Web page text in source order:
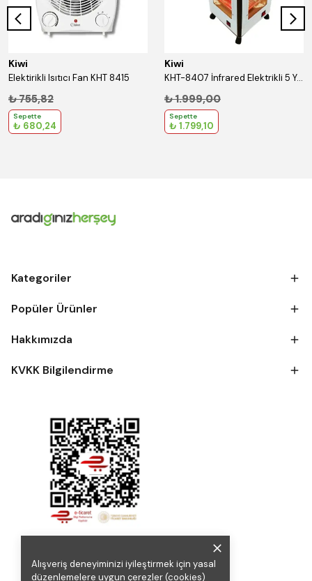
Alışveriş deneyiminizi iyileştirmek için yasal
düzenlemelere uygun çerezler (cookies)
Kiwi
Elektirikli Isıtıcı Fan KHT 8415
₺ 755,82
Sepette
₺ 680,24
Kiwi
KHT-8407 İnfrared Elektrikli 5 Yönlü Quartz Isıtıcı
₺ 1.999,00
Sepette
₺ 1.799,10
Kategoriler
Popüler Ürünler
Hakkımızda
KVKK Bilgilendirme